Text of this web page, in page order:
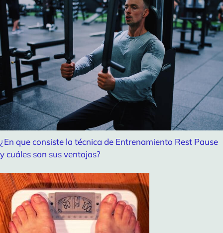
¿En que consiste la técnica de Entrenamiento Rest Pause
y cuáles son sus ventajas?